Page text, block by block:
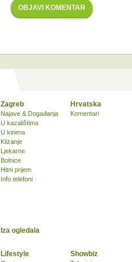
OBJAVI KOMENTAR
Zagreb
Najave & Događanja
U kazalištima
U kinima
Klizanje
Ljekarne
Bolnice
Hitni prijem
Info telefoni
Hrvatska
Komentari
Lifestyle Showbiz
Iza ogledala